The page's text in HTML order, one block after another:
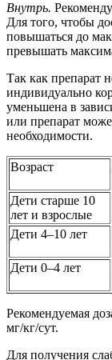
Внутрь.
Для того, чтобы
повышаться до
превышать
Так как препарат
индивидуально
уменьшена в
или препарат
необходимости.
Возраст
Дети старше 10
лет и взрослые
Дети 4–10 лет
Дети 0–4 лет
Рекомендуемая
мг/кг/сут.
Для получения